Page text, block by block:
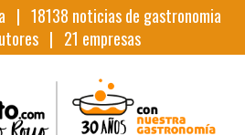
| 18138 noticias de gastronomia
| 21 empresas